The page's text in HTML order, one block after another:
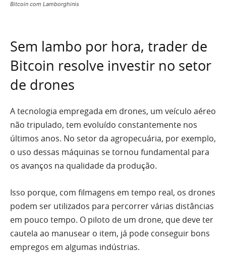
Bitcoin com Lamborghinis
Sem lambo por hora, trader de
Bitcoin resolve investir no setor
de drones
A tecnologia empregada em drones, um veículo aéreo
não tripulado, tem evoluído constantemente nos
últimos anos. No setor da agropecuária, por exemplo,
o uso dessas máquinas se tornou fundamental para
os avanços na qualidade da produção.
Isso porque, com filmagens em tempo real, os drones
podem ser utilizados para percorrer várias distâncias
em pouco tempo. O piloto de um drone, que deve ter
cautela ao manusear o item, já pode conseguir bons
empregos em algumas indústrias.